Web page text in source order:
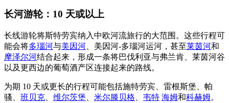
长河游轮：10 天或以上
长线游轮将斯特劳宾纳入中欧河流旅行的大范围。这些行程可
能会将多瑙河与美因河 、美因河-多瑙河运河，甚至莱茵河和
摩泽尔河结合起来，形成一条将巴伐利亚与弗兰肯、莱茵河谷
以及更西边的葡萄酒产区连接起来的路线。
为期 10 天或更长的行程可能包括施特劳宾、雷根斯堡、帕
骚、 班贝克 维尔茨堡 米尔滕贝格 韦特 海姆和科赫姆。